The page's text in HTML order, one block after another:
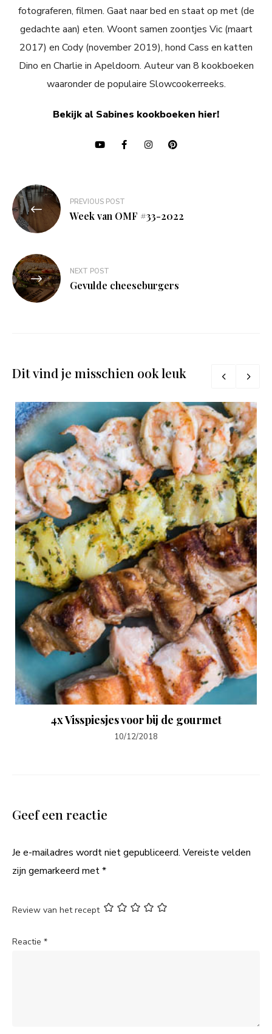
fotograferen, filmen. Gaat naar bed en staat op met (de
gedachte aan) eten. Woont samen zoontjes Vic (maart
2017) en Cody (november 2019), hond Cass en katten
Dino en Charlie in Apeldoorn. Auteur van 8 kookboeken
waaronder de populaire Slowcookerreeks.
Bekijk al Sabines kookboeken hier!
Bericht
navigatie
PREVIOUS POST
Week van OMF #33-2022
NEXT POST
Gevulde cheeseburgers
Dit vind je misschien ook leuk
4x Visspiesjes voor bij de gourmet
10/12/2018
Geef een reactie
Je e-mailadres wordt niet gepubliceerd. Vereiste velden
zijn gemarkeerd met*
Review van het recept
Reactie *